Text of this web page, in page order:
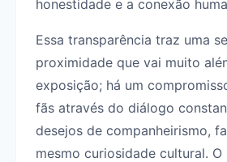
honestidade e a conexão
Essa transparência traz uma
proximidade que vai muito
exposição; há um
fãs através do diálogo
desejos de companheirismo,
mesmo curiosidade cultural. O